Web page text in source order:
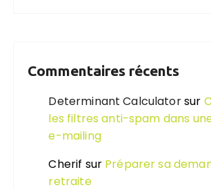
Commentaires récents
Determinant Calculatorsur
les filtres anti-spam dans
e-mailing
Cherif sur Préparer sa
retraite